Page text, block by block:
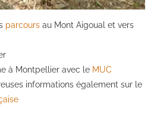
parcours au Mont Aigoual et vers
à Montpellier avec le MUC
informations également sur le